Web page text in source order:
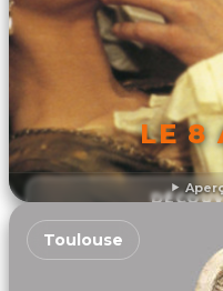
LE 8
Toulouse